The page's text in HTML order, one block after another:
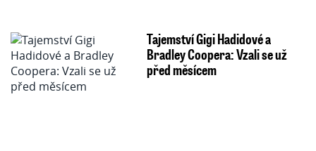
Tajemství Gigi Hadidové a
Bradley Coopera: Vzali se už
před měsícem